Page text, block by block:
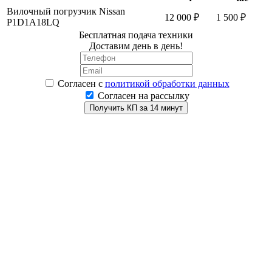
Вилочный погрузчик Nissan
P1D1A18LQ
12 000 ₽
1 500 ₽
Бесплатная подача техники
Доставим день в день!
Согласен с политикой обработки данных
Согласен на рассылку
Получить КП за 14 минут